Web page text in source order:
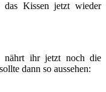
das Kissen jetzt wieder
nährt ihr jetzt noch die
dann so aussehen: